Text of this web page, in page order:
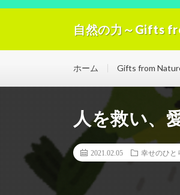
自然の力～Gifts
ホーム Gifts from
人を救い、
2021.02.05 幸せのひと